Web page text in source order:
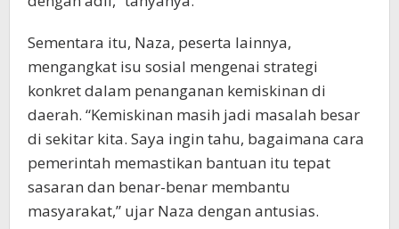
Sementara itu, Naza, peserta lainnya,
mengangkat isu sosial mengenai strategi
konkret dalam penanganan kemiskinan di
daerah. “Kemiskinan masih jadi masalah besar
di sekitar kita. Saya ingin tahu, bagaimana cara
pemerintah memastikan bantuan itu tepat
sasaran dan benar-benar membantu
masyarakat,” ujar Naza dengan antusias.